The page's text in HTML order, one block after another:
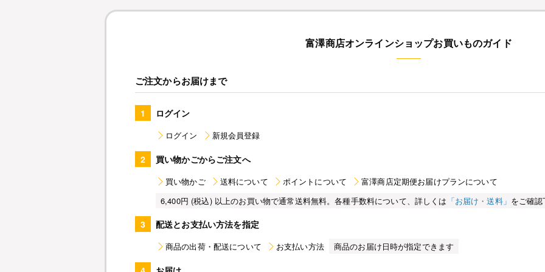
富澤商店オンラインショップお買いものガイド
ご注文からお届けまで
1 ログイン
ログイン 新規会員登録
2 買い物かごからご注文へ
買い物かご 送料について ポイントについて
富澤商店定期便お届けプランについて
6,400円 (税込) 以上のお買い物で通常送料無料。各種手数料について、詳しくは 「お届け・送料」 をご確
3 配送とお支払い方法を指定
商品の出荷・配送について お支払い方法 商品のお届け日時が指定できます